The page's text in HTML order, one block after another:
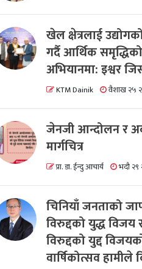
खेल क्षेत्रलाई
गर्दै आर्थिक
अभियानमा: इश्वर
KTM Dainik वैशाख २५
जेनजी आन्दोलन र
मार्गचित्र
प्रा. डा. ईन्दु आचार्य भदौ २९
चिनियाँ जनताको
विरुद्दको युद्ध विजय
विरुद्दको युद्द
वार्षिकोत्सव हामीले